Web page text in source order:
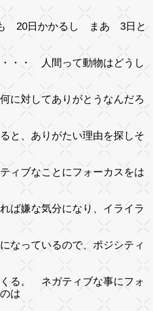
20日かかるし まあ 3日と
・・ 人間って動物はどうし
に対してありがとうなんだろ
と、ありがたい理由を探しそ
ブなことにフォーカスをは
ば嫌な気分になり、イライラ
なっているので、ポジシティ
る。 ネガティブな事にフォ
は